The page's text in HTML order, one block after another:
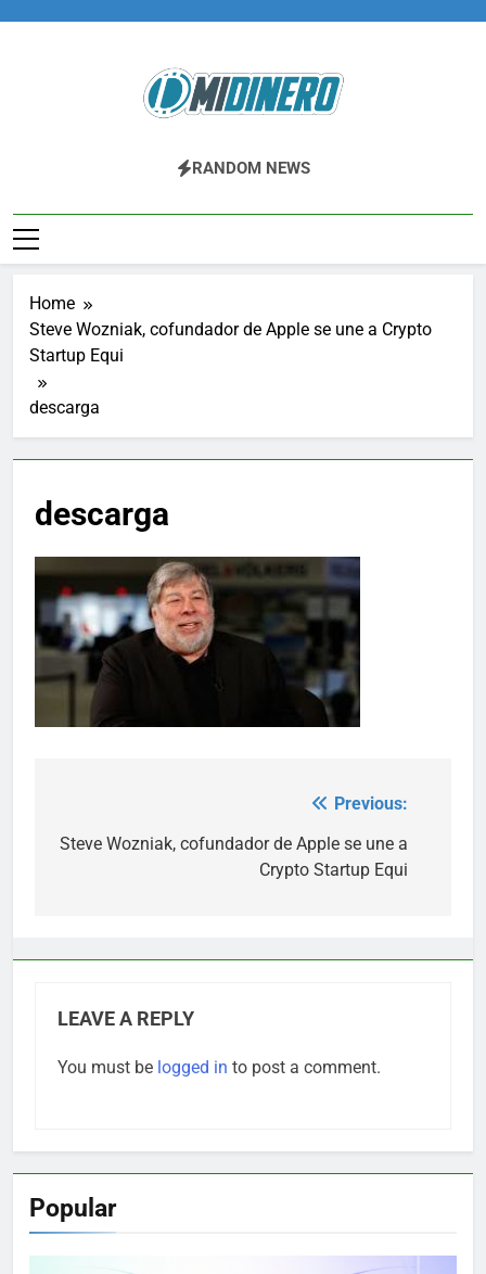
Midinero.co
Fintech, Criptomonedas
RANDOM NEWS
Home
Steve Wozniak, cofundador de Apple se une a Crypto
Startup Equi
descarga
descarga
navigation
Previous:
Steve Wozniak, cofundador de Apple se une a
Crypto Startup Equi
LEAVE A REPLY
You must be logged in to post a comment.
Popular